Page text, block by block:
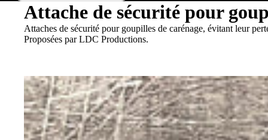
Attache de sécurité pour
Attaches de sécurité pour goupilles de carénage, évitant leur
Proposées par LDC Productions.